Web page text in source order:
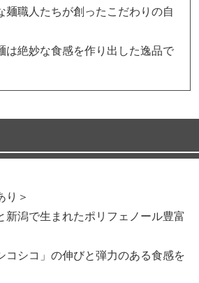
麺職人たちが創ったこだわりの自
は絶妙な食感を作り出した逸品で
り＞
潟で生まれたポリフェノール豊富
シコ」の伸びと弾力のある食感を